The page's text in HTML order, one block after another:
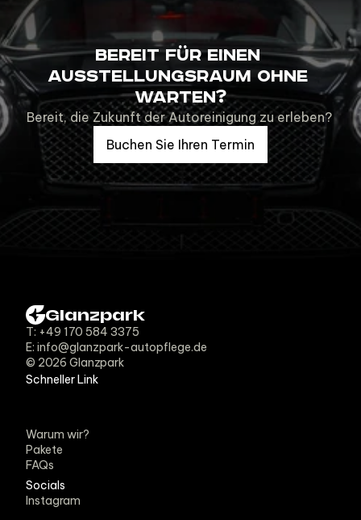
Bereit für einen
Ausstellungsraum ohne
Warten?
Bereit, die Zukunft der Autoreinigung zu erleben?
Buchen Sie Ihren Termin
Glanzpark
T: +49 170 584 3375
E: info@glanzpark-autopflege.de
© 2026 Glanzpark
Schneller Link
Warum wir?
Pakete
FAQs
Socials
Instagram